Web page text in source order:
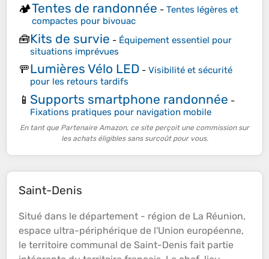
🏕️Tentes de randonnée - Tentes légères et
compactes pour bivouac
🧰Kits de survie - Équipement essentiel pour
situations imprévues
🚥Lumières Vélo LED - Visibilité et sécurité
pour les retours tardifs
📱 Supports smartphone randonnée -
Fixations pratiques pour navigation mobile
En tant que Partenaire Amazon, ce site perçoit une commission sur
les achats éligibles sans surcoût pour vous.
Saint-Denis
Situé dans le département - région de La Réunion,
espace ultra-périphérique de l'Union européenne,
le territoire communal de Saint-Denis fait partie